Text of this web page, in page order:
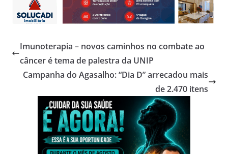
Imunoterapia – novos caminhos no combate ao
câncer é tema de palestra da UNIP
Campanha do Agasalho: “Dia D” arrecadou mais
de 2.470 itens